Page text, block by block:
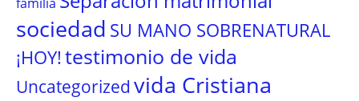
sociedad SU MANO SOBRENATURAL
¡HOY!testimonio de vida
Uncategorized vida Cristiana